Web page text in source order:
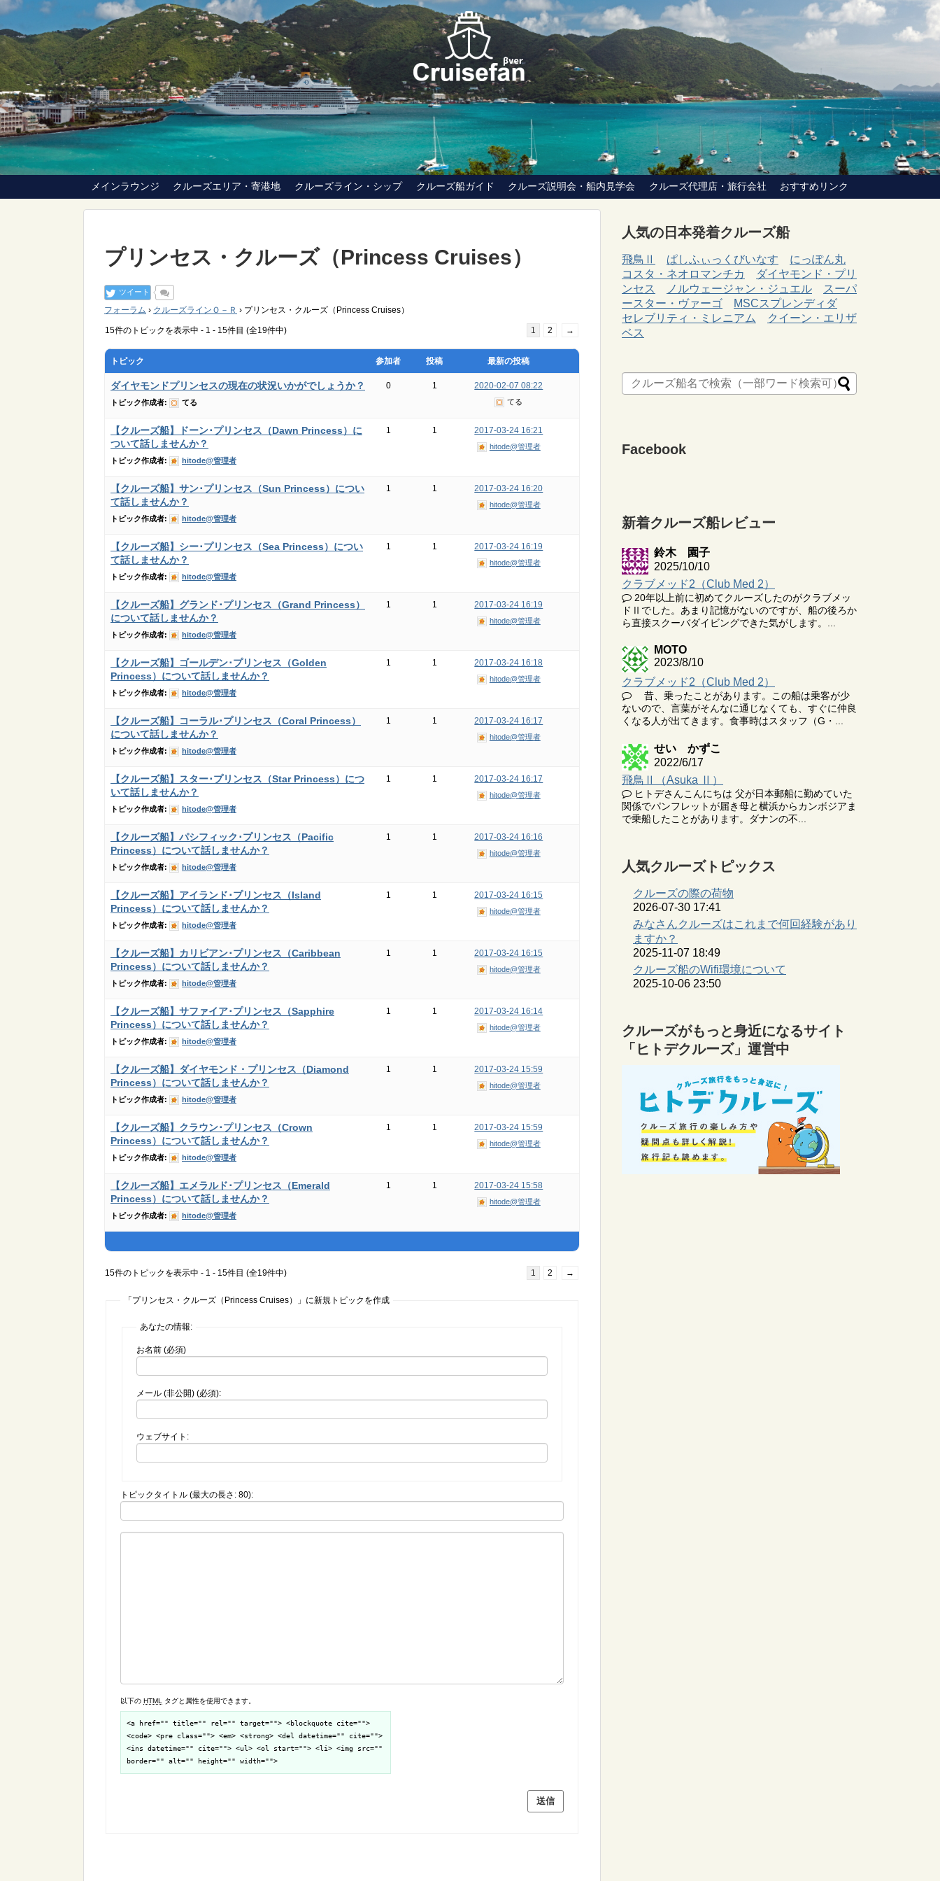
メインラウンジ クルーズエリア・寄港地 クルーズライン・シップ クルーズ船ガイド クルーズ説明会・船内見学会 クルーズ代理店・旅行会社 おすすめリンク
プリンセス・クルーズ（Princess Cruises）
ツイート
フォーラム › クルーズラインＯ－Ｒ › プリンセス・クルーズ（Princess Cruises）
15件のトピックを表示中 - 1 - 15件目 (全19件中) 1 2 →
トピック 参加者 投稿 最新の投稿
ダイヤモンドプリンセスの現在の状況いかがでしょうか？
トピック作成者: てる
0 1 2020-02-07 08:22
てる
【クルーズ船】ドーン･プリンセス（Dawn Princess）に
ついて話しませんか？
トピック作成者: hitode@管理者
1 1 2017-03-24 16:21
hitode@管理者
【クルーズ船】サン･プリンセス（Sun Princess）につい
て話しませんか？
トピック作成者: hitode@管理者
1 1 2017-03-24 16:20
hitode@管理者
【クルーズ船】シー･プリンセス（Sea Princess）につい
て話しませんか？
トピック作成者: hitode@管理者
1 1 2017-03-24 16:19
hitode@管理者
【クルーズ船】グランド･プリンセス（Grand Princess）
について話しませんか？
トピック作成者: hitode@管理者
1 1 2017-03-24 16:19
hitode@管理者
【クルーズ船】ゴールデン･プリンセス（Golden
Princess）について話しませんか？
トピック作成者: hitode@管理者
1 1 2017-03-24 16:18
hitode@管理者
【クルーズ船】コーラル･プリンセス（Coral Princess）
について話しませんか？
トピック作成者: hitode@管理者
1 1 2017-03-24 16:17
hitode@管理者
【クルーズ船】スター･プリンセス（Star Princess）につ
いて話しませんか？
トピック作成者: hitode@管理者
1 1 2017-03-24 16:17
hitode@管理者
【クルーズ船】パシフィック･プリンセス（Pacific
Princess）について話しませんか？
トピック作成者: hitode@管理者
1 1 2017-03-24 16:16
hitode@管理者
【クルーズ船】アイランド･プリンセス（Island
Princess）について話しませんか？
トピック作成者: hitode@管理者
1 1 2017-03-24 16:15
hitode@管理者
【クルーズ船】カリビアン･プリンセス（Caribbean
Princess）について話しませんか？
トピック作成者: hitode@管理者
1 1 2017-03-24 16:15
hitode@管理者
【クルーズ船】サファイア･プリンセス（Sapphire
Princess）について話しませんか？
トピック作成者: hitode@管理者
1 1 2017-03-24 16:14
hitode@管理者
【クルーズ船】ダイヤモンド・プリンセス（Diamond
Princess）について話しませんか？
トピック作成者: hitode@管理者
1 1 2017-03-24 15:59
hitode@管理者
【クルーズ船】クラウン･プリンセス（Crown
Princess）について話しませんか？
トピック作成者: hitode@管理者
1 1 2017-03-24 15:59
hitode@管理者
【クルーズ船】エメラルド･プリンセス（Emerald
Princess）について話しませんか？
トピック作成者: hitode@管理者
1 1 2017-03-24 15:58
hitode@管理者
15件のトピックを表示中 - 1 - 15件目 (全19件中) 1 2 →
「プリンセス・クルーズ（Princess Cruises）」に新規トピックを作成
あなたの情報:
お名前 (必須)
メール (非公開) (必須):
ウェブサイト:
トピックタイトル (最大の長さ: 80):
以下の HTML タグと属性を使用できます。
<a href="" title="" rel="" target=""> <blockquote cite="">
<code> <pre class=""> <em> <strong> <del datetime="" cite="">
<ins datetime="" cite=""> <ul> <ol start=""> <li> <img src=""
border="" alt="" height="" width="">
送信
人気の日本発着クルーズ船
飛鳥Ⅱ ぱしふぃっくびいなす
にっぽん丸
コスタ・ネオロマンチカ
ダイヤモンド・プリ
ンセス
ノルウェージャン・ジュエル
スーパ
ースター・ヴァーゴ
MSCスプレンディダ
セレブリティ・ミレニアム
クイーン・エリザ
ベス
Facebook
新着クルーズ船レビュー
鈴木 園子
2025/10/10
クラブメッド2（Club Med 2）
20年以上前に初めてクルーズしたのがクラブメッ
ドⅡでした。あまり記憶がないのですが、船の後ろか
ら直接スクーバダイビングできた気がします。...
MOTO
2023/8/10
クラブメッド2（Club Med 2）
昔、乗ったことがあります。この船は乗客が少
ないので、言葉がそんなに通じなくても、すぐに仲良
くなる人が出てきます。食事時はスタッフ（G・...
せい かずこ
2022/6/17
飛鳥Ⅱ（Asuka Ⅱ）
ヒトデさんこんにちは 父が日本郵船に勤めていた
関係でパンフレットが届き母と横浜からカンボジアま
で乗船したことがあります。ダナンの不...
人気クルーズトピックス
クルーズの際の荷物
2026-07-30 17:41
みなさんクルーズはこれまで何回経験があり
ますか？
2025-11-07 18:49
クルーズ船のWifi環境について
2025-10-06 23:50
クルーズがもっと身近になるサイト
「ヒトデクルーズ」運営中